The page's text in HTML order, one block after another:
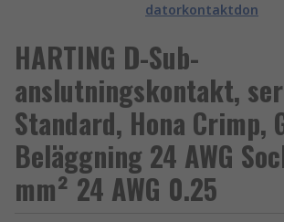
datorkontaktdon
HARTING D-Sub-
anslutningskontakt,
Standard, Hona Crimp,
Beläggning 24 AWG
mm² 24 AWG 0.25